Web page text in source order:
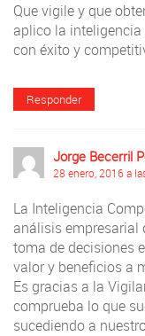
Que vigile y que
aplico la
con éxito y
Responder
Jorge Becerril
28 enero, 2016 a
La Inteligencia
análisis empresarial
toma de decisiones
valor y beneficios a
Es gracias a la
comprueba lo que
sucediendo a